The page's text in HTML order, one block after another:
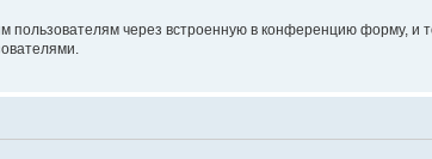
пользователям через встроенную в конференцию форму,